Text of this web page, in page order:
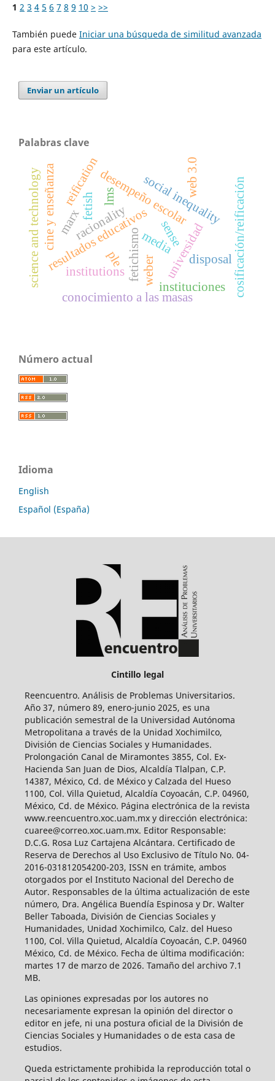
1 2 3 4 5 6 7 8 9 10 > >>
También puede Iniciar una búsqueda de similitud avanzada
para este artículo.
Enviar un artículo
Palabras clave
universidad
fetichismo
resultados educativos
desempeño escolar
social inequality
racionality
weber
institutions
instituciones
fetish
disposal
reification cosificación/reificación
marx
media
cine y enseñanza
science and technology ple
lms web 3.0
conocimiento a las masas
sense
Número actual
Idioma
English
Español (España)
Cintillo legal
Reencuentro. Análisis de Problemas Universitarios.
Año 37, número 89, enero-junio 2025, es una
publicación semestral de la Universidad Autónoma
Metropolitana a través de la Unidad Xochimilco,
División de Ciencias Sociales y Humanidades.
Prolongación Canal de Miramontes 3855, Col. Ex-
Hacienda San Juan de Dios, Alcaldía Tlalpan, C.P.
14387, México, Cd. de México y Calzada del Hueso
1100, Col. Villa Quietud, Alcaldía Coyoacán, C.P. 04960,
México, Cd. de México. Página electrónica de la revista
www.reencuentro.xoc.uam.mx y dirección electrónica:
cuaree@correo.xoc.uam.mx. Editor Responsable:
D.C.G. Rosa Luz Cartajena Alcántara. Certificado de
Reserva de Derechos al Uso Exclusivo de Título No. 04-
2016-031812054200-203, ISSN en trámite, ambos
otorgados por el Instituto Nacional del Derecho de
Autor. Responsables de la última actualización de este
número, Dra. Angélica Buendía Espinosa y Dr. Walter
Beller Taboada, División de Ciencias Sociales y
Humanidades, Unidad Xochimilco, Calz. del Hueso
1100, Col. Villa Quietud, Alcaldía Coyoacán, C.P. 04960
México, Cd. de México. Fecha de última modificación:
martes 17 de marzo de 2026. Tamaño del archivo 7.1
MB.
Las opiniones expresadas por los autores no
necesariamente expresan la opinión del director o
editor en jefe, ni una postura oficial de la División de
Ciencias Sociales y Humanidades o de esta casa de
estudios.
Queda estrictamente prohibida la reproducción total o